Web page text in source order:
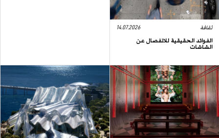
ثقافة 14.07.2026
الفوائد الحقيقية للانفصال عن
الشاشات